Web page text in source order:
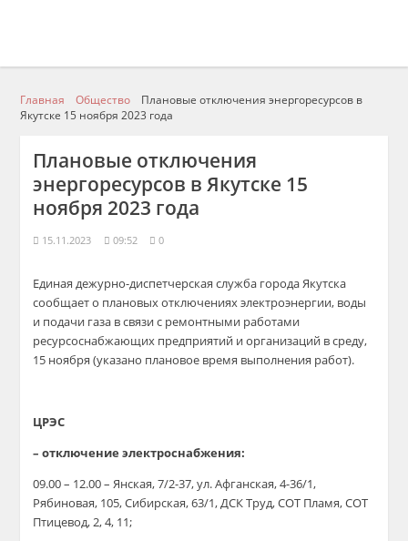
Главная Общество
Плановые отключения энергоресурсов в
Якутске 15 ноября 2023 года
Плановые отключения
энергоресурсов в Якутске 15
ноября 2023 года
15.11.2023 09:52 0
Единая дежурно-диспетчерская служба города Якутска
сообщает о плановых отключениях электроэнергии, воды
и подачи газа в связи с ремонтными работами
ресурсоснабжающих предприятий и организаций в среду,
15 ноября (указано плановое время выполнения работ).
ЦРЭС
– отключение электроснабжения:
09.00 – 12.00 – Янская, 7/2-37, ул. Афганская, 4-36/1,
Рябиновая, 105, Сибирская, 63/1, ДСК Труд, СОТ Пламя, СОТ
Птицевод, 2, 4, 11;